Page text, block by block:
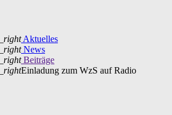
Aktuelles
News
Beiträge
Einladung zum WzS auf Radio